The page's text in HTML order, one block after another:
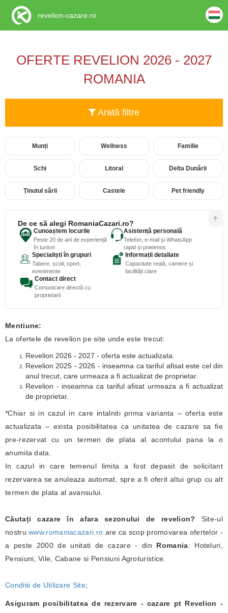
OFERTE REVELION 2026 - 2027
ROMANIA
Arată filtre
Munți Wellness Familie
Schi Litoral Delta Dunării
Ținutul sării Castele Pet friendly
De ce să alegi RomaniaCazari.ro?
Cunoaștem locurile
Peste 20 de ani de experiență
în turism
Asistență personală
Telefon, e-mail și WhatsApp
rapid și prietenos
Specialiști în grupuri
Tabere, școli, sport,
evenimente
Informații detaliate
Capacitate reală, camere și
facilități clare
Contact direct
Comunicare directă cu
proprietarii
Mentiune:
La ofertele de revelion pe site unde este trecut:
Revelion 2026 - 2027 - oferta este actualizata.
Revelion 2025 - 2026 - inseamna ca tariful afisat este cel din
anul trecut, care urmeaza a fi actualizat de proprietar.
Revelion - inseamna ca tariful afisat urmeaza a fi actualizat
de proprietar.
*Chiar si in cazul in care intalniti prima varianta – oferta este
actualizata – exista posibilitatea ca unitatea de cazare sa fie
pre-rezervat cu un termen de plata al acontului pana la o
anumita data.
In cazul in care temenul limita a fost depasit de solicitant
rezervarea se anuleaza automat, spre a fi oferit altui grup cu alt
termen de plata al avansului.
Căutați cazare în afara sezonului de revelion? Site-ul
nostruwww.romaniacazari.ro are ca scop promovarea ofertelor -
a peste 2000 de unitati de cazare - din Romania: Hoteluri,
Pensiuni, Vile, Cabane si Pensiuni Agroturistice.
Conditii de Utilizare Site;
Asiguram posibilitatea de rezervare - cazare pt Revelion -
revelion-cazare.ro